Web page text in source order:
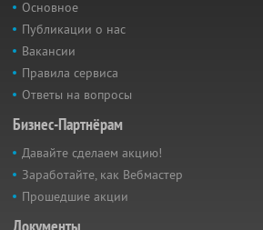
Основное
Публикации о нас
Вакансии
Правила сервиса
Ответы на вопросы
Бизнес-Партнёрам
Давайте сделаем акцию!
Заработайте, как Вебмастер
Прошедшие акции